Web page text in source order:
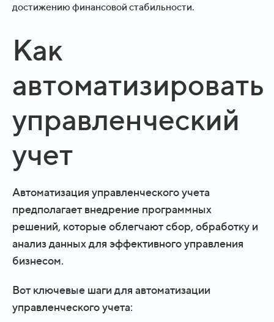
достижению финансовой стабильности.
Как
автоматизировать
управленческий
учет
Автоматизация управленческого учета
предполагает внедрение программных
решений, которые облегчают сбор, обработку и
анализ данных для эффективного управления
бизнесом.
Вот ключевые шаги для автоматизации
управленческого учета: